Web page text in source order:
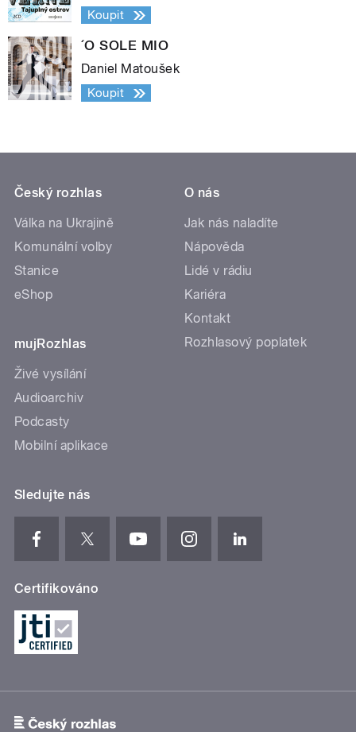
Koupit
´O SOLE MIO
Daniel Matoušek
Koupit
Český rozhlas
Válka na Ukrajině
Komunální volby
Stanice
eShop
mujRozhlas
Živé vysílání
Audioarchiv
Podcasty
Mobilní aplikace
O nás
Jak nás naladíte
Nápověda
Lidé v rádiu
Kariéra
Kontakt
Rozhlasový poplatek
Sledujte nás
Certifikováno